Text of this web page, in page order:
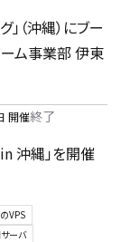
」（沖縄）にブー
ーム事業部 伊東
開催終了
沖縄」を開催
VPS
ーバ